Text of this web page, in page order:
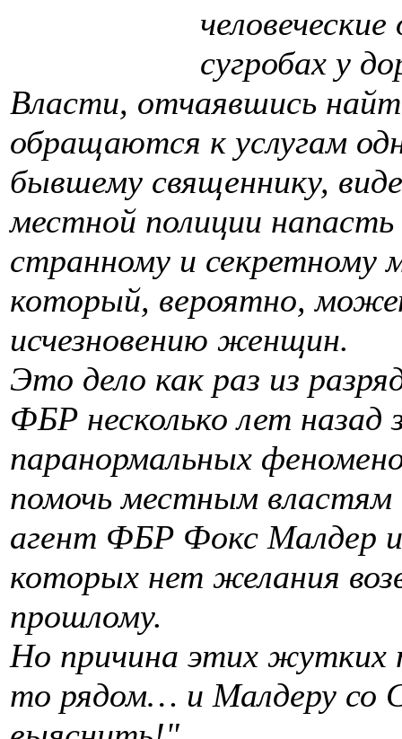
сугробах у
Власти, отчаявшись
обращаются к услугам
бывшему священнику,
местной полиции
странному и секретному
который, вероятно,
исчезновению женщин.
Это дело как раз из
ФБР несколько лет назад
паранормальных
помочь местным
агент ФБР Фокс Малдер
которых нет желания
прошлому.
Но причина этих жутких
то рядом… и Малдеру со